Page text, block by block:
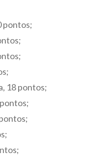
pontos;
18 pontos;